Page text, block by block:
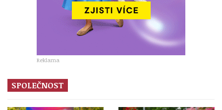
Reklama
SPOLEČNOST